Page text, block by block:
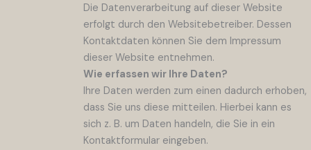
Die Datenverarbeitung auf dieser Website
erfolgt durch den Websitebetreiber. Dessen
Kontaktdaten können Sie dem Impressum
dieser Website entnehmen.
Wie erfassen wir Ihre Daten?
Ihre Daten werden zum einen dadurch erhoben,
dass Sie uns diese mitteilen. Hierbei kann es
sich z. B. um Daten handeln, die Sie in ein
Kontaktformular eingeben.